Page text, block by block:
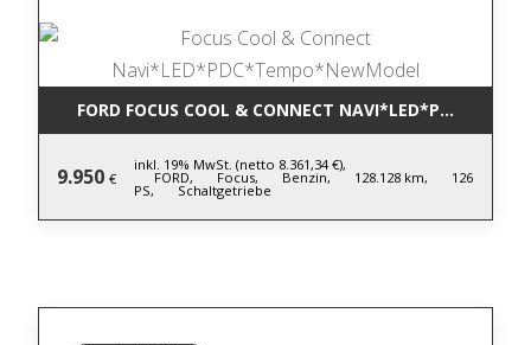
FORD FOCUS COOL & CONNECT
9.950 €
inkl. 19% MwSt. (netto 8.361,34 €),
FORD, Focus, Benzin, 128.128 km, 126
PS, Schaltgetriebe